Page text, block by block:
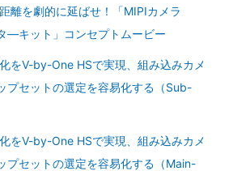
離を劇的に延ばせ！「MIPIカメラ
―キット」コンセプトムービー
をV-by-One HSで実現、組み込みカメ
プセットの選定を容易化する（Sub-
をV-by-One HSで実現、組み込みカメ
プセットの選定を容易化する（Main-